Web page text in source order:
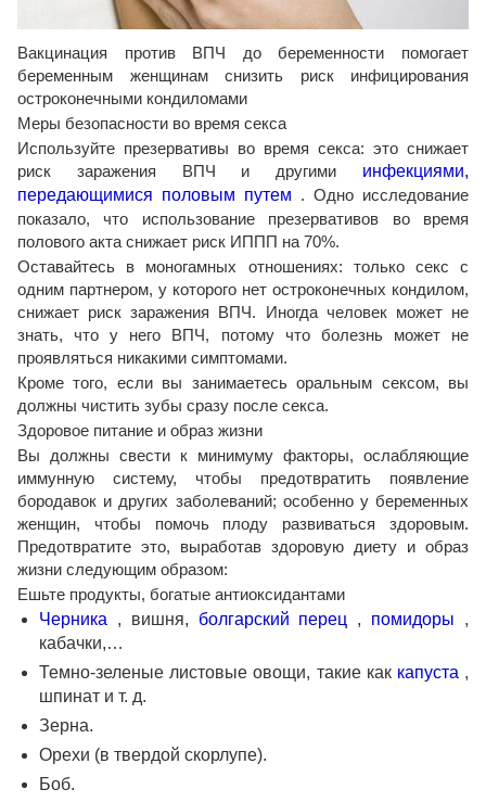
Вакцинация против ВПЧ до беременности помогает
беременным женщинам снизить риск инфицирования
остроконечными кондиломами
Меры безопасности во время секса
Используйте презервативы во время секса: это снижает
риск заражения ВПЧ и другими инфекциями,
передающимися половым путем . Одно исследование
показало, что использование презервативов во время
полового акта снижает риск ИППП на 70%.
Оставайтесь в моногамных отношениях: только секс с
одним партнером, у которого нет остроконечных кондилом,
снижает риск заражения ВПЧ. Иногда человек может не
знать, что у него ВПЧ, потому что болезнь может не
проявляться никакими симптомами.
Кроме того, если вы занимаетесь оральным сексом, вы
должны чистить зубы сразу после секса.
Здоровое питание и образ жизни
Вы должны свести к минимуму факторы, ослабляющие
иммунную систему, чтобы предотвратить появление
бородавок и других заболеваний; особенно у беременных
женщин, чтобы помочь плоду развиваться здоровым.
Предотвратите это, выработав здоровую диету и образ
жизни следующим образом:
Ешьте продукты, богатые антиоксидантами
Черника , вишня, болгарский перец , помидоры ,
кабачки,…
Темно-зеленые листовые овощи, такие как капуста ,
шпинат и т. д.
Зерна.
Орехи (в твердой скорлупе).
Боб.